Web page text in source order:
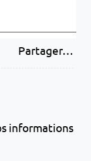
Partager…
informations